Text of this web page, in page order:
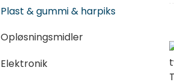
Plast & gummi & harpiks
Opløsningsmidler
Elektronik